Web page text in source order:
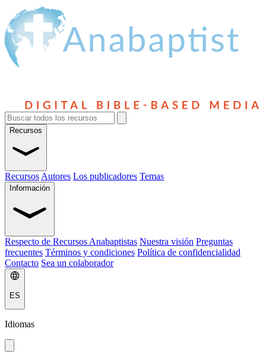
Recursos
Recursos Autores Los publicadores Temas
Información
Respecto de Recursos Anabaptistas Nuestra visión Preguntas
frecuentes Términos y condiciones Política de confidencialidad
Contacto Sea un colaborador
ES
Idiomas